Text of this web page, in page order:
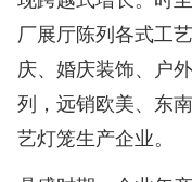
厂展厅陈列各式工
庆、婚庆装饰、户
列，远销欧美、东
艺灯笼生产企业。